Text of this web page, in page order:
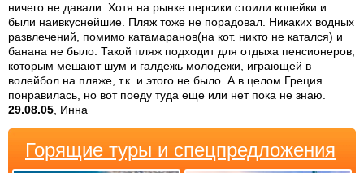
ничего не давали. Хотя на рынке персики стоили копейки и
были наивкуснейшие. Пляж тоже не порадовал. Никаких водных
развлечений, помимо катамаранов(на кот. никто не катался) и
банана не было. Такой пляж подходит для отдыха пенсионеров,
которым мешают шум и галдежь молодежи, играющей в
волейбол на пляже, т.к. и этого не было. А в целом Греция
понравилась, но вот поеду туда еще или нет пока не знаю.
29.08.05 , Инна
Горящие туры и спецпредложения